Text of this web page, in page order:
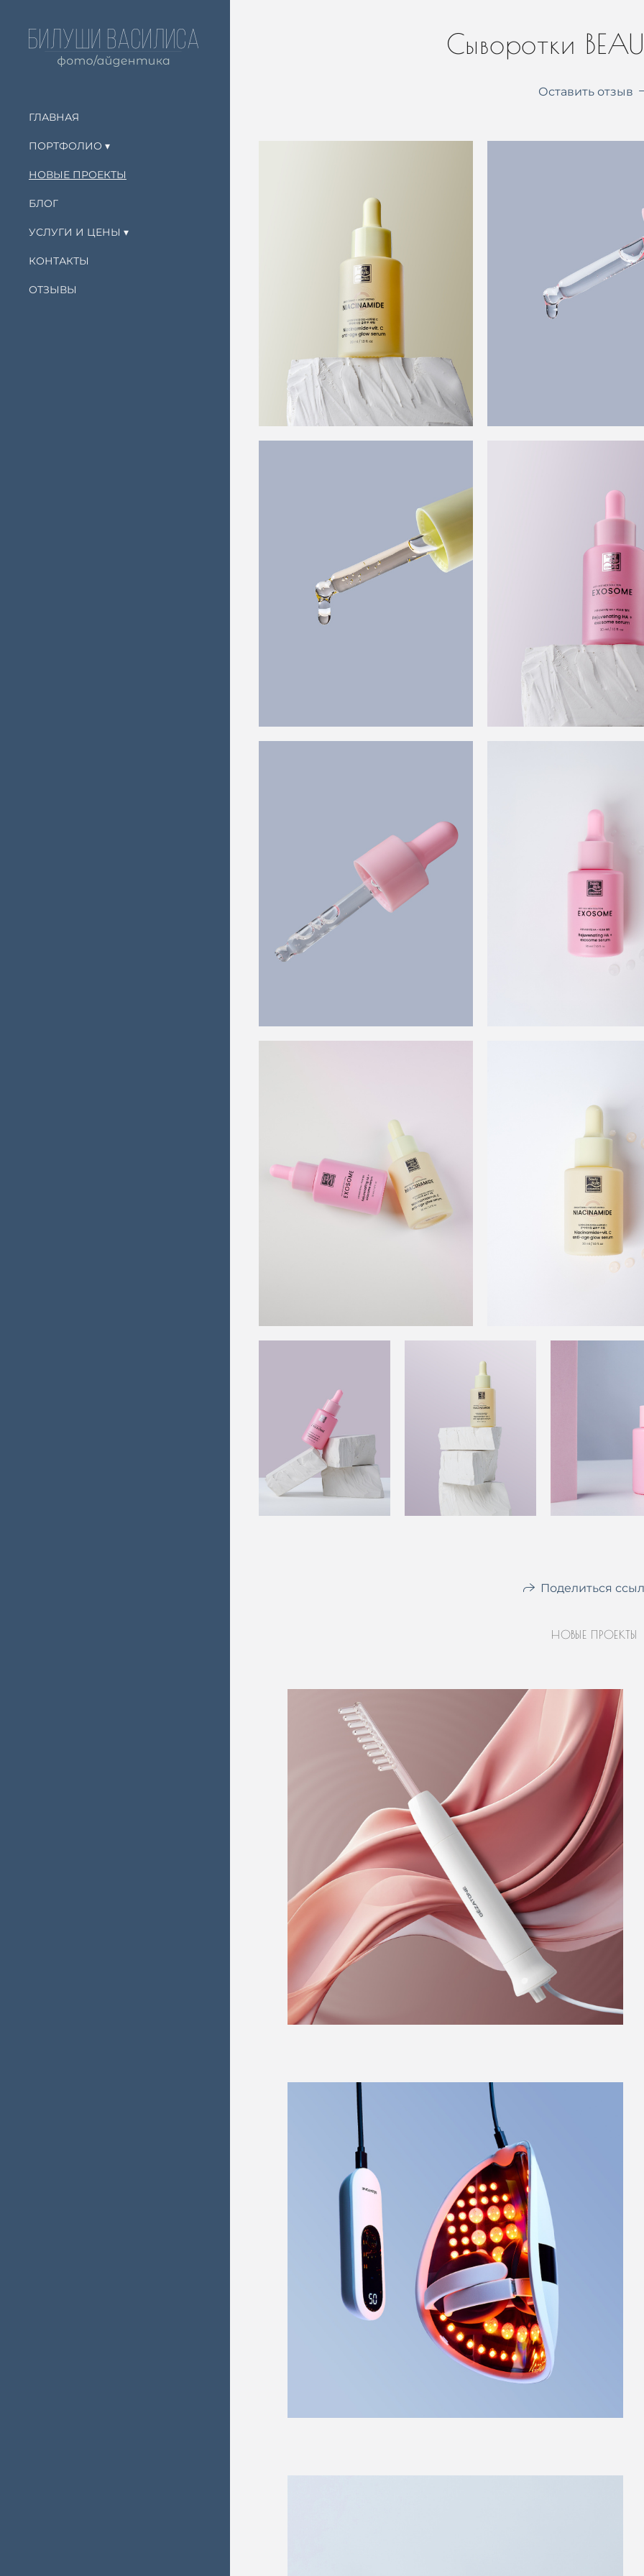
ГЛАВНАЯ
ПОРТФОЛИО
НОВЫЕ ПРОЕКТЫ
БЛОГ
УСЛУГИ И ЦЕНЫ
КОНТАКТЫ
ОТЗЫВЫ
Сыворотки
Оставить отзыв
Поделиться
НОВЫЕ ПРОЕКТЫ